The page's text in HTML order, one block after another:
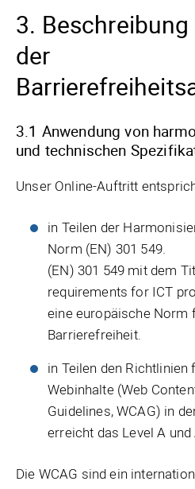
3.
der
3.1 Anwendung von
und technischen
Unser Online-Auftritt
in Teilen der
Norm (EN) 301 549.
(EN) 301 549 mit dem
requirements for ICT
eine europäische Norm
Barrierefreiheit.
in Teilen den
Webinhalte (Web
Guidelines, WCAG) in
erreicht das Level A und
Die WCAG sind ein